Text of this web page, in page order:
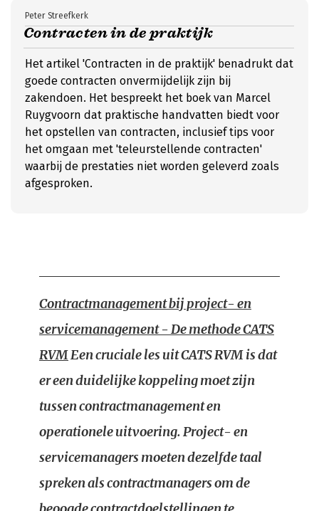
Contracten in de praktijk
Peter Streefkerk
Het artikel 'Contracten in de praktijk' benadrukt dat
goede contracten onvermijdelijk zijn bij
zakendoen. Het bespreekt het boek van Marcel
Ruygvoorn dat praktische handvatten biedt voor
het opstellen van contracten, inclusief tips voor
het omgaan met 'teleurstellende contracten'
waarbij de prestaties niet worden geleverd zoals
afgesproken.
Contractmanagement bij project- en
servicemanagement - De methode CATS
RVMEen cruciale les uit CATS RVM is dat
er een duidelijke koppeling moet zijn
tussen contractmanagement en
operationele uitvoering. Project- en
servicemanagers moeten dezelfde taal
spreken als contractmanagers om de